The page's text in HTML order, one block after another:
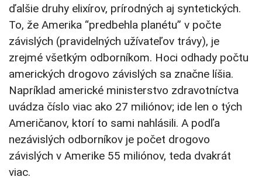
ďalšie druhy elixírov, prírodných aj syntetických.
To, že Amerika “predbehla planétu” v počte
závislých (pravidelných užívateľov trávy), je
zrejmé všetkým odborníkom. Hoci odhady počtu
amerických drogovo závislých sa značne líšia.
Napríklad americké ministerstvo zdravotníctva
uvádza číslo viac ako 27 miliónov; ide len o tých
Američanov, ktorí to sami nahlásili. A podľa
nezávislých odborníkov je počet drogovo
závislých v Amerike 55 miliónov, teda dvakrát
viac.